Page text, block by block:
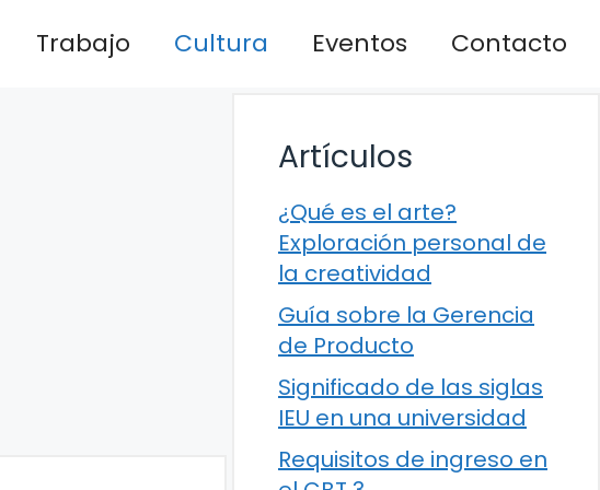
Trabajo Cultura Eventos Contacto
Artículos
¿Qué es el arte?
Exploración personal de
la creatividad
Guía sobre la Gerencia
de Producto
Significado de las siglas
IEU en una universidad
Requisitos de ingreso en